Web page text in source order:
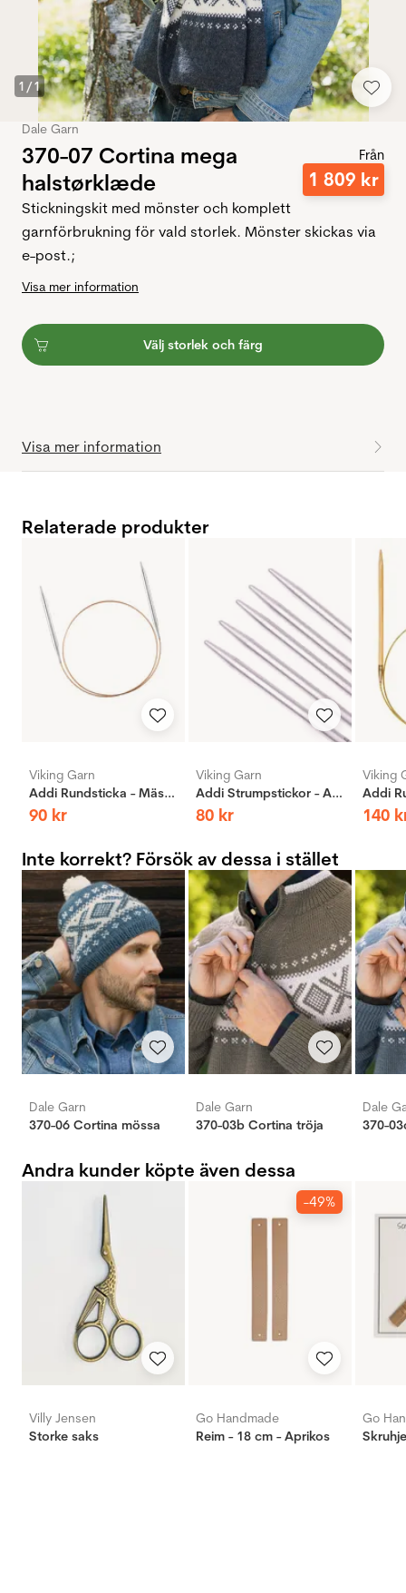
1 /1
Dale Garn
370-07 Cortina mega
halstørklæde
Från
1 809 kr
Stickningskit med mönster och komplett
garnförbrukning för vald storlek. Mönster skickas via
e-post.;
Visa mer information
Välj storlek och färg
Visa mer information
Relaterade produkter
Viking Garn
Addi Rundsticka - Mässing
90 kr
Viking Garn
Addi Strumpstickor - Aluminium
80 kr
Viking
140
Inte korrekt? Försök av dessa i stället
Dale Garn
370-06 Cortina mössa
Dale Garn
370-03b Cortina tröja
Dale
370-
Andra kunder köpte även dessa
Villy Jensen
Storke saks
-49%
Go Handmade
Reim - 18 cm - Aprikos
Go